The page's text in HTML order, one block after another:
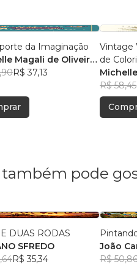
da Imaginação
Magali de Oliveira
R$ 37,13
Vintage
de
Br
R$ 58,45
também pode
DUAS RODAS
SFREDO
R$ 35,34
João
R$ 50,86